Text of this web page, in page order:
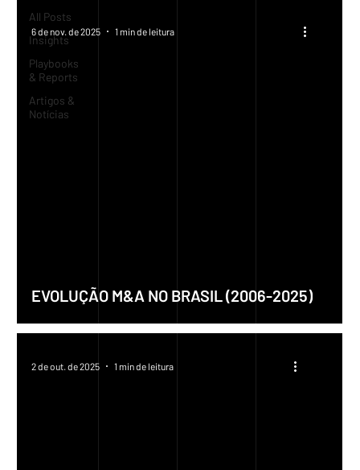
All Posts
Insights
Playbooks
& Reports
Artigos &
Notícias
EVOLUÇÃO M&A NO BRASIL (2006-2025)
6 de nov. de 2025 1 min de leitura
2 de out. de 2025 1 min de leitura